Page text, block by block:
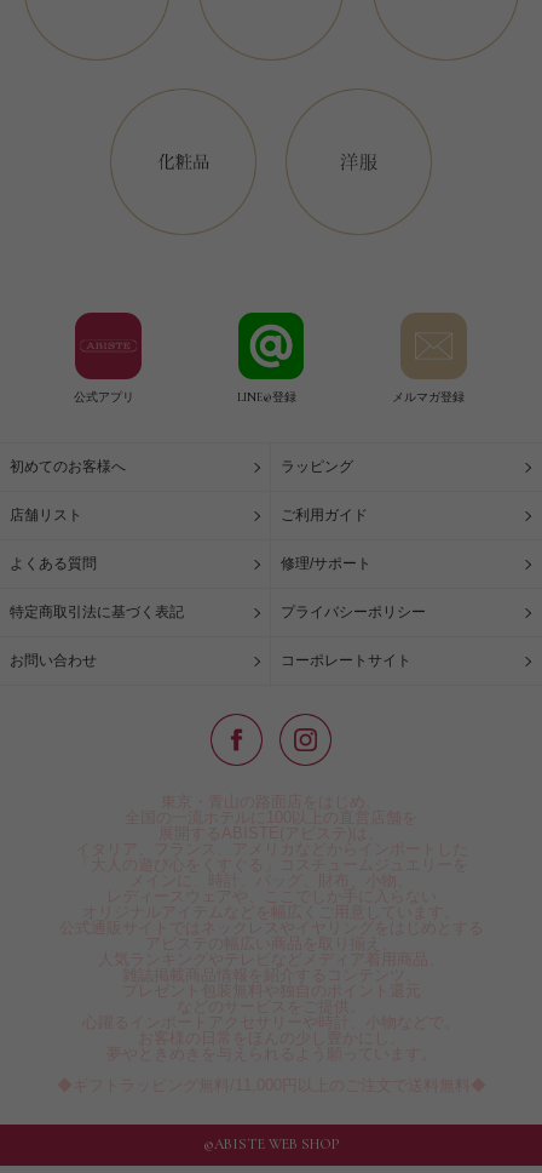
公式アプリ LINE@登録 メルマガ登録
初めてのお客様へ ラッピング
店舗リスト ご利用ガイド
よくある質問 修理/サポート
特定商取引法に基づく表記 プライバシーポリシー
お問い合わせ コーポレートサイト
©ABISTE WEB SHOP